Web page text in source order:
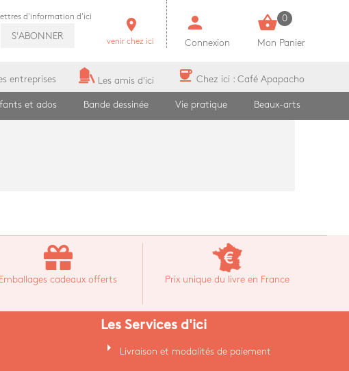
lettres d'information d'ici
S'ABONNER
room
venir chez ici
person
Connexion
shopping_basket 0
Mon Panier
entreprises Les amis d'ici coffee Chez ici : Café Apapacho
et ados Bande dessinée Vie pratique Beaux-arts
Emballages cadeaux offerts Prix unique du livre en France
Les Services d'ici
arrow_right Livraison et modalités de paiement